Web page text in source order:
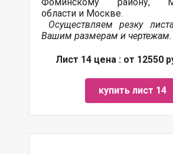
области и Москве.
Осуществляем резку
Вашим размерам и чертежам.
Лист 14 цена : от 12550
купить лист 14